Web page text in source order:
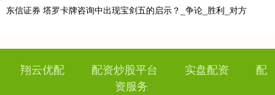
东信证券 塔罗卡牌咨询中出现宝剑五的启示？_争论_胜利_对方
翔云优配 配资炒股平台 实盘配资
配
资服务